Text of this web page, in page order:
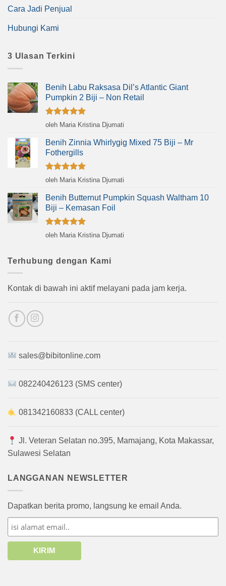
Cara Jadi Penjual
Hubungi Kami
3 Ulasan Terkini
Benih Labu Raksasa Dil’s Atlantic Giant
Pumpkin 2 Biji – Non Retail
Dinilai5
oleh Maria Kristina Djumati
Benih Zinnia Whirlygig Mixed 75 Biji – Mr
Fothergills
Dinilai5
oleh Maria Kristina Djumati
Benih Butternut Pumpkin Squash Waltham 10
Biji – Kemasan Foil
Dinilai5
oleh Maria Kristina Djumati
Terhubung dengan Kami
Kontak di bawah ini aktif melayani pada jam kerja.
sales@bibitonline.com
082240426123 (SMS center)
081342160833 (CALL center)
Jl. Veteran Selatan no.395, Mamajang, Kota Makassar,
Sulawesi Selatan
LANGGANAN NEWSLETTER
Dapatkan berita promo, langsung ke email Anda.